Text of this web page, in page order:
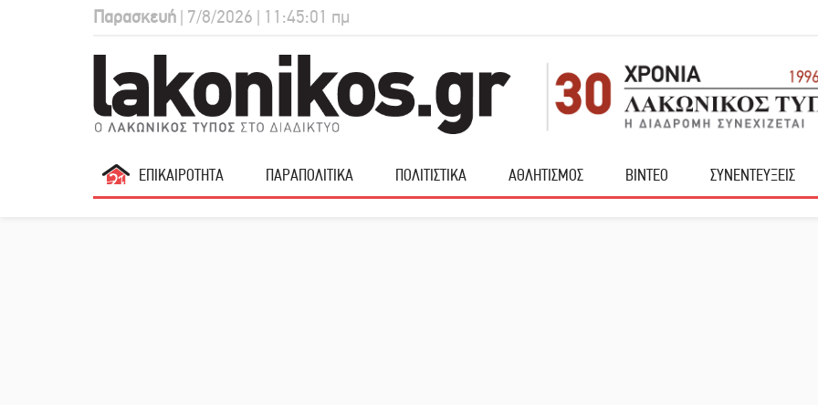
Παρασκευή | 7/8/2026 | 11:45:02 πμ
ΕΠΙΚΑΙΡΟΤΗΤΑ ΠΑΡΑΠΟΛΙΤΙΚΑ ΠΟΛΙΤΙΣΤΙΚΑ ΑΘΛΗΤΙΣΜΟΣ ΒΙΝΤΕΟ ΣΥΝΕΝΤΕΥΞΕΙΣ